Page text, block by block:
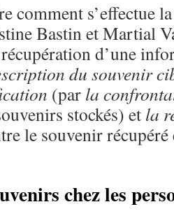
comment s’effectue
Bastin et Martial
d’une
du souvenir
(par la
stockés) et la
le souvenir
chez les